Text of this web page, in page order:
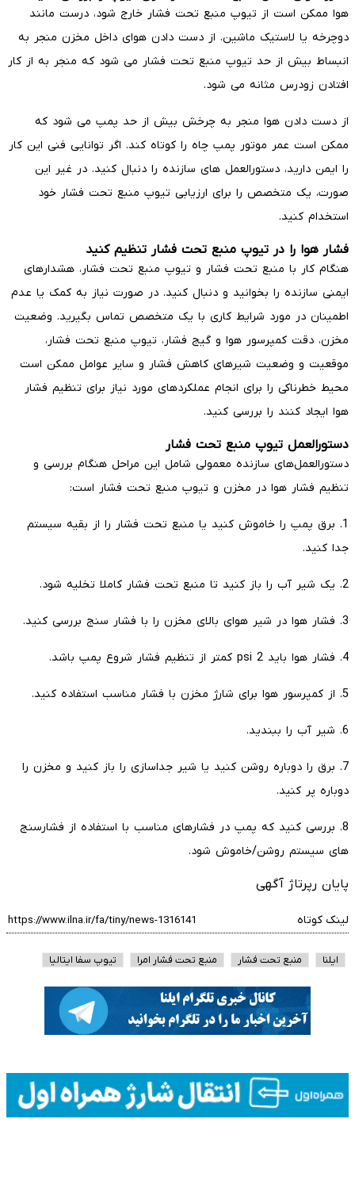
هوا ممکن است از تیوپ منبع تحت فشار خارج شود، درست مانند
دوچرخه یا لاستیک ماشین. از دست دادن هوای داخل مخزن منجر به
انبساط بیش از حد تیوپ منبع تحت فشار می شود که منجر به از کار
افتادن زودرس مثانه می شود.
از دست دادن هوا منجر به چرخش بیش از حد پمپ می شود که
ممکن است عمر موتور پمپ چاه را کوتاه کند. اگر توانایی فنی این کار
را ایمن دارید، دستورالعمل های سازنده را دنبال کنید. در غیر این
صورت، یک متخصص را برای ارزیابی تیوپ منبع تحت فشار خود
استخدام کنید.
فشار هوا را در تیوپ منبع تحت فشار تنظیم کنید
هنگام کار با منبع تحت فشار و تیوپ منبع تحت فشار، هشدارهای
ایمنی سازنده را بخوانید و دنبال کنید. در صورت نیاز به کمک یا عدم
اطمینان در مورد شرایط کاری با یک متخصص تماس بگیرید. وضعیت
مخزن، دقت کمپرسور هوا و گیج فشار، تیوپ منبع تحت فشار،
موقعیت و وضعیت شیرهای کاهش فشار و سایر عوامل ممکن است
محیط خطرناکی را برای انجام عملکردهای مورد نیاز برای تنظیم فشار
هوا ایجاد کنند را بررسی کنید.
دستورالعمل تیوپ منبع تحت فشار
دستورالعمل‌های سازنده معمولی شامل این مراحل هنگام بررسی و
تنظیم فشار هوا در مخزن و تیوپ منبع تحت فشار است:
1. برق پمپ را خاموش کنید یا منبع تحت فشار را از بقیه سیستم
جدا کنید.
2. یک شیر آب را باز کنید تا منبع تحت فشار کاملا تخلیه شود.
3. فشار هوا در شیر هوای بالای مخزن را با فشار سنج بررسی کنید.
4. فشار هوا باید 2 psi کمتر از تنظیم فشار شروع پمپ باشد.
5. از کمپرسور هوا برای شارژ مخزن با فشار مناسب استفاده کنید.
6. شیر آب را ببندید.
7. برق را دوباره روشن کنید یا شیر جداسازی را باز کنید و مخزن را
دوباره پر کنید.
8. بررسی کنید که پمپ در فشارهای مناسب با استفاده از فشارسنج
های سیستم روشن/خاموش شود.
پایان رپرتاژ آگهی
لینک کوتاه
ایلنا منبع تحت فشار منبع تحت فشار امرا تیوپ سفا ایتالیا